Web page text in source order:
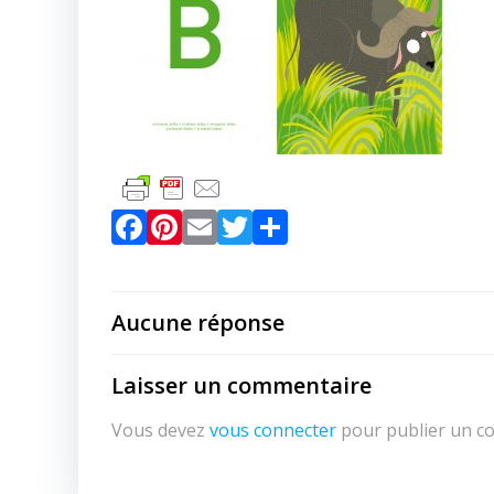
Facebook
Pinterest
EmailTwitter
Aucune réponse
Laisser un commentaire
Vous devez vous connecter pour publier un